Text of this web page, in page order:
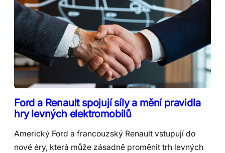
Ford a Renault spojují síly a mění pravidla
hry levných elektromobilů
Americký Ford a francouzský Renault vstupují do
nové éry, která může zásadně proměnit trh levných